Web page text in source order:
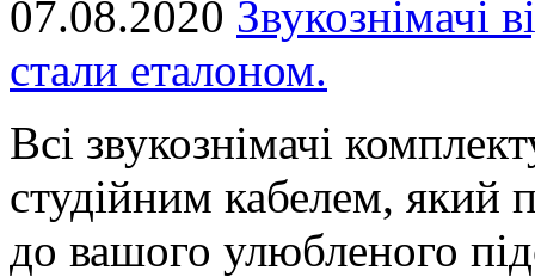
07.08.2020 Звукознімачі
стали еталоном.
Всі звукознімачі
студійним кабелем, який
до вашого улюбленого